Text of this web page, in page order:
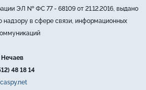
ЭЛ № ФС 77 - 68109 от 21.12.2016, выдано
в сфере связи, информационных
48 18 14